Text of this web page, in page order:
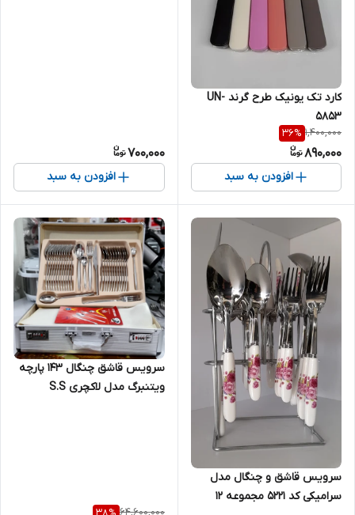
کارد تک یونیک طرح گرند UN-
5853
1,400,000
36%
890,000
افزودن به سبد
700,000
افزودن به سبد
سرویس قاشق و چنگال مدل
سرامیکی کد 5221 مجموعه 12
سرویس قاشق چنگال ۱۴۳ پارچه
ویتنبرگ مدل لاکچری S.S